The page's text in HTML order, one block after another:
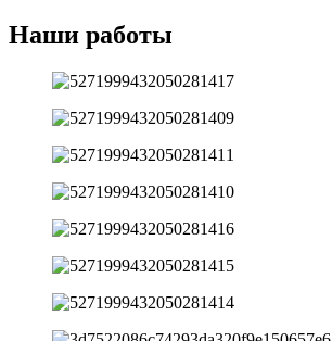
Наши работы